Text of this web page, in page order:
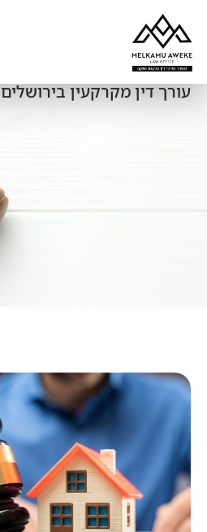
עורך דין מקרקעין בירושלים